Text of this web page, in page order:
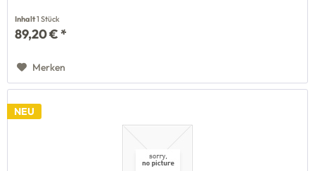
Inhalt1 Stück
89,20 € *
Merken
NEU